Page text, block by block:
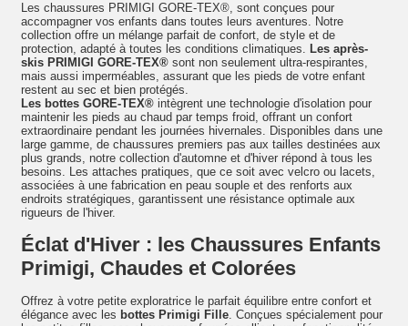
Les chaussures PRIMIGI GORE-TEX®, sont conçues pour
accompagner vos enfants dans toutes leurs aventures. Notre
collection offre un mélange parfait de confort, de style et de
protection, adapté à toutes les conditions climatiques. Les après-
skis PRIMIGI GORE-TEX® sont non seulement ultra-respirantes,
mais aussi imperméables, assurant que les pieds de votre enfant
restent au sec et bien protégés.
Les bottes GORE-TEX® intègrent une technologie d'isolation pour
maintenir les pieds au chaud par temps froid, offrant un confort
extraordinaire pendant les journées hivernales. Disponibles dans une
large gamme, de chaussures premiers pas aux tailles destinées aux
plus grands, notre collection d'automne et d'hiver répond à tous les
besoins. Les attaches pratiques, que ce soit avec velcro ou lacets,
associées à une fabrication en peau souple et des renforts aux
endroits stratégiques, garantissent une résistance optimale aux
rigueurs de l'hiver.
Éclat d'Hiver : les Chaussures Enfants
Primigi, Chaudes et Colorées
Offrez à votre petite exploratrice le parfait équilibre entre confort et
élégance avec les bottes Primigi Fille. Conçues spécialement pour